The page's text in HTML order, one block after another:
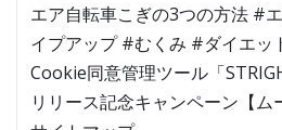
エア自転車こぎの3つの方法 #
イプアップ #むくみ #ダイエッ
Cookie同意管理ツール「
リリース記念キャンペーン【ム